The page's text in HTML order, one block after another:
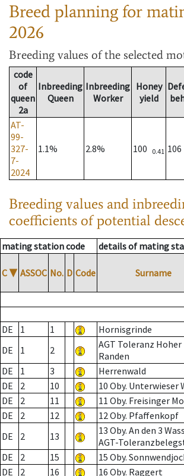
Breed planning for
2026
Breeding values of the selected
code
of
queen
2a
Inbreeding
Queen
Inbreeding
Worker
Honey
yield
AT-
99-
327-
7-
2024
1.1% 2.8% 100 0.41 106
Breeding values and
coefficients of potential
mating station code details of mating
C ▼ ASSOC No. D Code Surname
DE 1 1 Hornisgrinde
DE
1 2
AGT Toleranz Hoher
Randen
DE
1 3 Herrenwald
DE
2 10 10 Oby. Unterwieser
DE
2 11 11 Oby. Freisinger
DE
2 12 12 Oby. Pfaffenkopf
DE
2 13
13 Oby. An den 3
AGT-
DE
2 15 15 Oby.
DE
2 16 16 Oby. Raggert